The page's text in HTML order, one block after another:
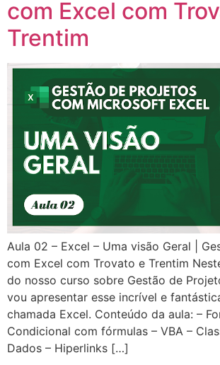
com Excel com
Trentim
Aula 02 – Excel – Uma visão Geral |
com Excel com Trovato e Trentim
do nosso curso sobre Gestão de
vou apresentar esse incrível e
chamada Excel. Conteúdo da aula: –
Condicional com fórmulas – VBA –
Dados – Hiperlinks […]